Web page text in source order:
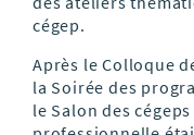
cégep.
Après le Colloque
la Soirée des
le Salon des